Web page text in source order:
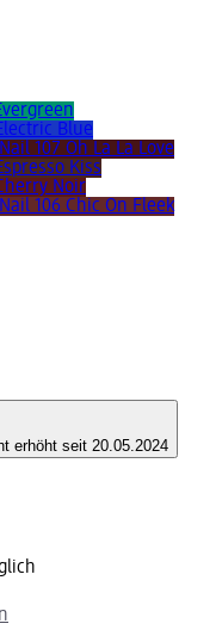
Blue
107 Oh La La Love
Kiss
Noir
106 Chic On Fleek
erhöht seit 20.05.2024